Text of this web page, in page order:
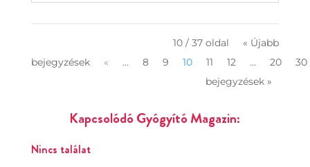
10 / 37 oldal
« Újabb
bejegyzések
« ... 8 9 10 11 12 ... 20
30
bejegyzések »
Kapcsolódó Gyógyító Magazin:
Nincs találat